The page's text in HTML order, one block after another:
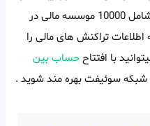
به کار کرده و تا به امروز شبکه ای شامل 10000 موسسه مالی در
اطلاعات تراکنش های مالی را
با افتتاححساب بین
شبکه سوئیفت بهره مند شوید .